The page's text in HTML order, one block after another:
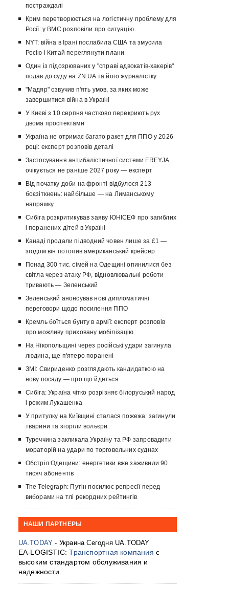
постраждалі
Крим перетворюється на логістичну проблему для
Росії: у ВМС розповіли про ситуацію
NYT: війна в Ірані послабила США та змусила
Росію і Китай переглянути плани
Один із підозрюваних у "справі адвокатів-хакерів"
подав до суду на ZN.UA та його журналістку
"Мадяр" озвучив п'ять умов, за яких може
завершитися війна в Україні
У Києві з 10 серпня частково перекриють рух
двома проспектами
Україна не отримає багато ракет для ППО у 2026
році: експерт розповів деталі
Застосування антибалістичної системи FREYJA
очікується не раніше 2027 року — експерт
Від початку доби на фронті відбулося 213
боєзіткнень: найбільше — на Лиманському
напрямку
Сибіга розкритикував заяву ЮНІСЕФ про загиблих
і поранених дітей в Україні
Канаді продали підводний човен лише за £1 —
згодом він потопив американський крейсер
Понад 300 тис. сімей на Одещині опинилися без
світла через атаку РФ, відновлювальні роботи
тривають — Зеленський
Зеленський анонсував нові дипломатичні
переговори щодо посилення ППО
Кремль боїться бунту в армії: експерт розповів
про можливу приховану мобілізацію
На Нікопольщині через російські удари загинула
людина, ще п'ятеро поранені
ЗМІ: Свириденко розглядають кандидаткою на
нову посаду — про що йдеться
Сибіга: Україна чітко розрізняє білоруський народ
і режим Лукашенка
У притулку на Київщині сталася пожежа: загинули
тварини та згоріли вольєри
Туреччина закликала Україну та РФ запровадити
мораторій на удари по торговельних суднах
Обстріл Одещини: енергетики вже заживили 90
тисяч абонентів
The Telegraph: Путін посилює репресії перед
виборами на тлі рекордних рейтингів
НАШИ ПАРТНЕРЫ
UA.TODAY - Украина Сегодня UA.TODAY
EA-LOGISTIC:Транспортная компания с
высоким стандартом обслуживания и
надежности.